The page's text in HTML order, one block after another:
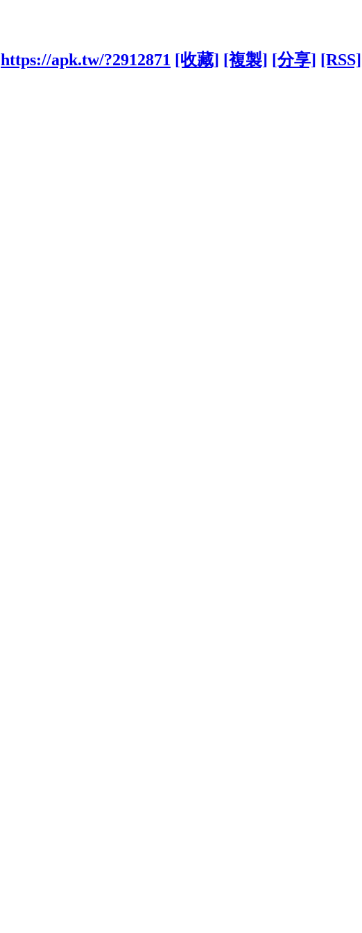
https://apk.tw/?2912871 [收藏] [複製] [分享] [RSS]